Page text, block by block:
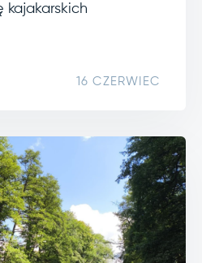
kajakarskich
16 CZERWIEC